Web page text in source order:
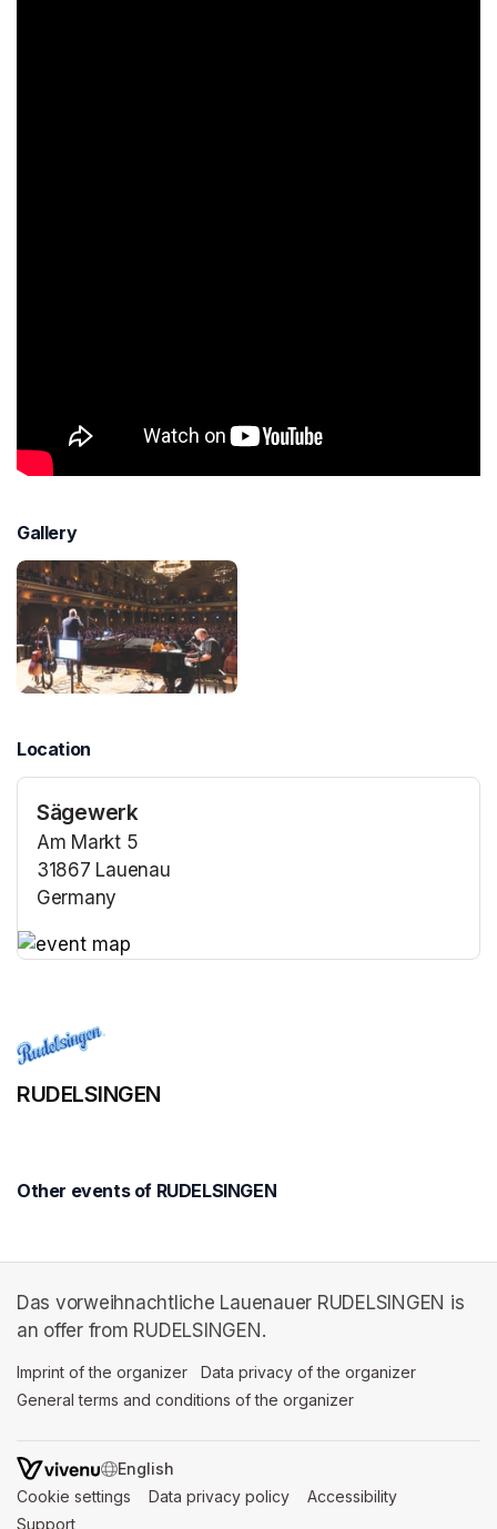
Gallery
Location
Sägewerk
Am Markt 5
31867 Lauenau
Germany
RUDELSINGEN
Other events of RUDELSINGEN
Das vorweihnachtliche Lauenauer RUDELSINGEN is
an offer from RUDELSINGEN.
Imprint of the organizer (opens in a new tab)
Data privacy of the organizer
General terms and conditions of the organizer
SWITCH LANGUAGE
Cookie settings (opens in a new tab)
Data privacy policy (opens in a new tab)
Accessibility
Support